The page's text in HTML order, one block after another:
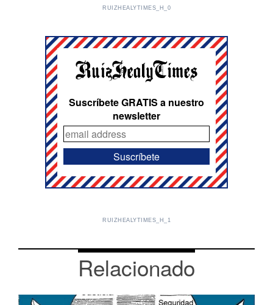
RUIZHEALYTIMES_H_0
Suscríbete GRATIS a nuestro
newsletter
RUIZHEALYTIMES_H_1
Relacionado